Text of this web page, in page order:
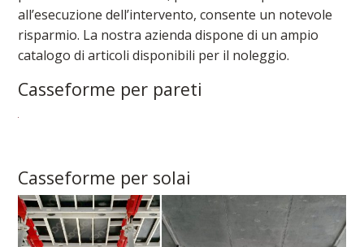
all’esecuzione dell’intervento, consente un notevole
risparmio. La nostra azienda dispone di un ampio
catalogo di articoli disponibili per il noleggio.
Casseforme per pareti
Casseforme per solai